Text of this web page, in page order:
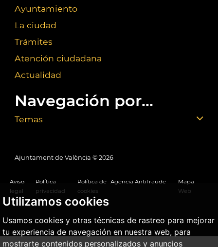
Utilizamos cookies
Usamos cookies y otras técnicas de rastreo para mejorar
tu experiencia de navegación en nuestra web, para
mostrarte contenidos personalizados y anuncios
Ayuntamiento
La ciudad
Trámites
Atención ciudadana
Actualidad
Navegación por...
Temas
Ajuntament de València © 2026
Aviso
legal
Política
privacidad
Política de
cookies
Agencia Antifraude
Mapa
Web